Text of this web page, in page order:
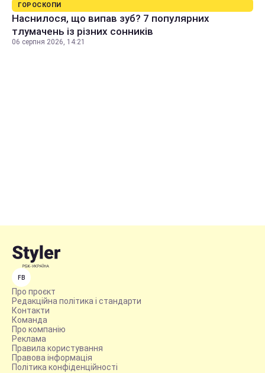
ГОРОСКОПИ
Наснилося, що випав зуб? 7 популярних
тлумачень із різних сонників
06 серпня 2026, 14:21
FB
Про проєкт
Редакційна політика і стандарти
Контакти
Команда
Про компанію
Реклама
Правила користування
Правова інформація
Політика конфіденційності